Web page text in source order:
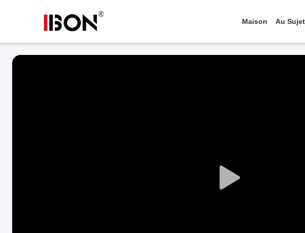
Maison Au
Play